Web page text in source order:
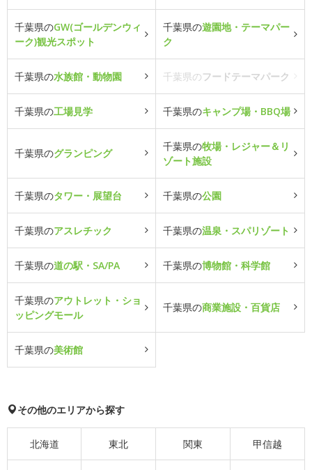
千葉県のGW(ゴールデンウィ
ーク)観光スポット
千葉県の遊園地・テーマパー
ク
千葉県の水族館・動物園 千葉県のフードテーマパーク
千葉県の工場見学 千葉県のキャンプ場・BBQ場
千葉県のグランピング
千葉県の牧場・レジャー＆リ
ゾート施設
千葉県のタワー・展望台 千葉県の公園
千葉県のアスレチック 千葉県の温泉・スパリゾート
千葉県の道の駅・SA/PA 千葉県の博物館・科学館
千葉県のアウトレット・ショ
ッピングモール
千葉県の商業施設・百貨店
千葉県の美術館
その他のエリアから探す
北海道 東北 関東 甲信越